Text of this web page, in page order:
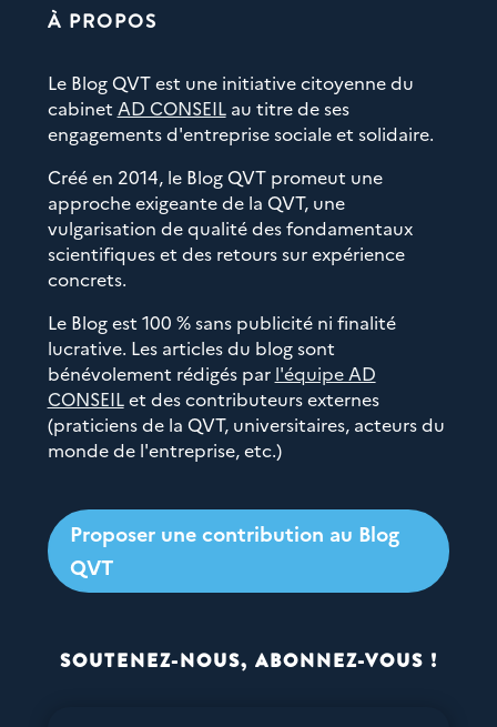
À PROPOS
Le Blog QVT est une initiative citoyenne du
cabinet AD CONSEILau titre de ses
engagements d'entreprise sociale et solidaire.
Créé en 2014, le Blog QVT promeut une
approche exigeante de la QVT, une
vulgarisation de qualité des fondamentaux
scientifiques et des retours sur expérience
concrets.
Le Blog est 100 % sans publicité ni finalité
lucrative. Les articles du blog sont
bénévolement rédigés par l'équipe AD
CONSEILet des contributeurs externes
(praticiens de la QVT, universitaires, acteurs du
monde de l'entreprise, etc.)
Proposer une contribution au Blog
QVT
SOUTENEZ-NOUS, ABONNEZ-VOUS !